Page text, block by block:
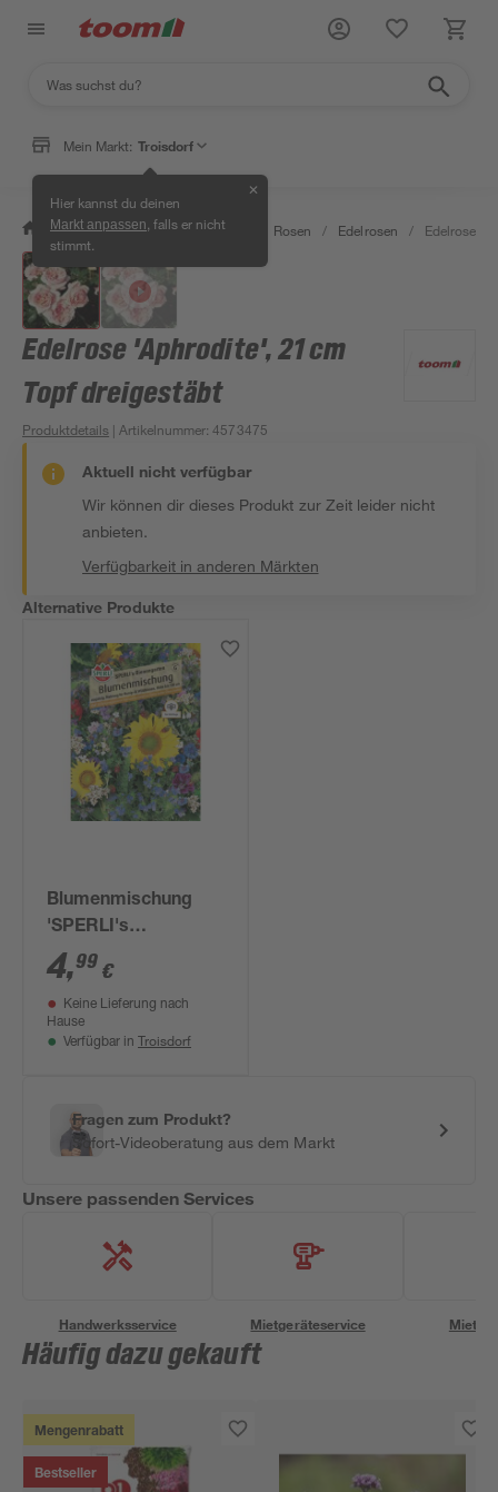
Mein Markt: Troisdorf
Hier kannst du deinen
Markt anpassen , falls er nicht
stimmt.
✕
/ Garten & Freizeit / Pflanzen Rosen / Edelrosen / Edelrose
Edelrose 'Aphrodite', 21 cm
Topf dreigestäbt
Produktdetails | Artikelnummer:4573475
Aktuell nicht verfügbar
Wir können dir dieses Produkt zur Zeit leider nicht
anbieten.
Verfügbarkeit in anderen Märkten
Alternative Produkte
Blumenmischung
'SPERLI's
Bienengarten'
4,99 €
Keine Lieferung nach
Hause
Verfügbar in Troisdorf
Fragen zum Produkt?
Sofort-Videoberatung aus dem Markt
Unsere passenden Services
Handwerksservice Mietgeräteservice
Häufig dazu gekauft
Mengenrabatt
Bestseller